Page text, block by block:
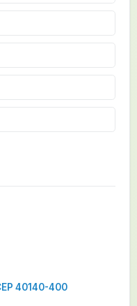
40140-400